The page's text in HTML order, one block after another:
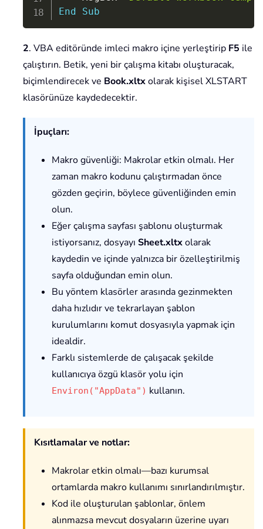
End
Sub
2. VBA editöründe imleci makro içine yerleştirip F5 ile
çalıştırın. Betik, yeni bir çalışma kitabı oluşturacak,
biçimlendirecek ve Book.xltxolarak kişisel XLSTART
klasörünüze kaydedecektir.
İpuçları:
Makro güvenliği: Makrolar etkin olmalı. Her
zaman makro kodunu çalıştırmadan önce
gözden geçirin, böylece güvenliğinden emin
olun.
Eğer çalışma sayfası şablonu oluşturmak
istiyorsanız, dosyayı Sheet.xltxolarak
kaydedin ve içinde yalnızca bir özelleştirilmiş
sayfa olduğundan emin olun.
Bu yöntem klasörler arasında gezinmekten
daha hızlıdır ve tekrarlayan şablon
kurulumlarını komut dosyasıyla yapmak için
idealdir.
Farklı sistemlerde de çalışacak şekilde
kullanıcıya özgü klasör yolu için
Environ("AppData") kullanın.
Kısıtlamalar ve notlar:
Makrolar etkin olmalı—bazı kurumsal
ortamlarda makro kullanımı sınırlandırılmıştır.
Kod ile oluşturulan şablonlar, önlem
alınmazsa mevcut dosyaların üzerine uyarı